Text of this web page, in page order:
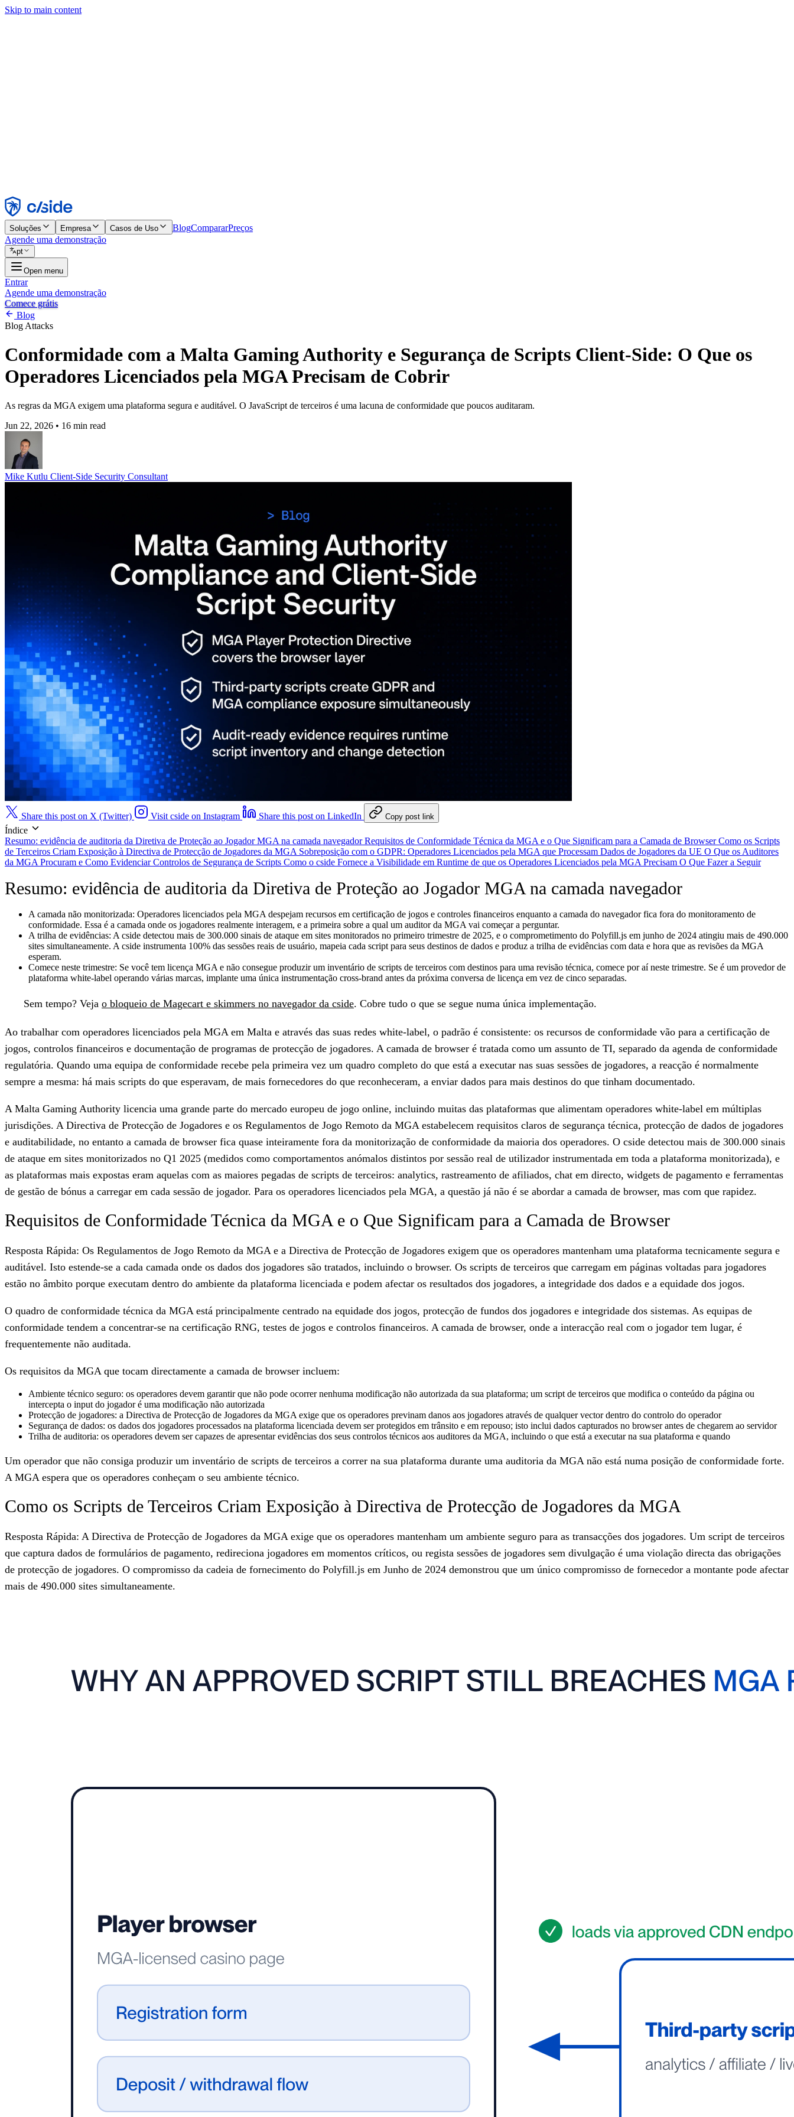
Skip to main content
Rejeitar
Soluções Empresa Casos de Uso BlogCompararPreços
Agende uma demonstração
pt
Open menu
Entrar
Agende uma demonstração
Comece grátis
Blog
Blog Attacks
Conformidade com a Malta Gaming Authority e Segurança de Scripts Client-Side: O Que os
Operadores Licenciados pela MGA Precisam de Cobrir
As regras da MGA exigem uma plataforma segura e auditável. O JavaScript de terceiros é uma lacuna de conformidade que poucos auditaram.
Jun 22, 2026 • 16 min read
Mike Kutlu Client-Side Security Consultant
Share this post on X (Twitter) Visit cside on Instagram Share this post on LinkedIn Copy post link
Índice
Resumo: evidência de auditoria da Diretiva de Proteção ao Jogador MGA na camada navegadorRequisitos de Conformidade Técnica da MGA e o Que Significam para a Camada de BrowserComo os Scripts
de Terceiros Criam Exposição à Directiva de Protecção de Jogadores da MGA Sobreposição com o GDPR: Operadores Licenciados pela MGA que Processam Dados de Jogadores da UE O Que os Auditores
da MGA Procuram e Como Evidenciar Controlos de Segurança de Scripts Como o cside Fornece a Visibilidade em Runtime de que os Operadores Licenciados pela MGA Precisam O Que Fazer a Seguir
Resumo: evidência de auditoria da Diretiva de Proteção ao Jogador MGA na camada navegador
A camada não monitorizada: Operadores licenciados pela MGA despejam recursos em certificação de jogos e controles financeiros enquanto a camada do navegador fica fora do monitoramento de
conformidade. Essa é a camada onde os jogadores realmente interagem, e a primeira sobre a qual um auditor da MGA vai começar a perguntar.
A trilha de evidências: A cside detectou mais de 300.000 sinais de ataque em sites monitorados no primeiro trimestre de 2025, e o comprometimento do Polyfill.js em junho de 2024 atingiu mais de 490.000
sites simultaneamente. A cside instrumenta 100% das sessões reais de usuário, mapeia cada script para seus destinos de dados e produz a trilha de evidências com data e hora que as revisões da MGA
esperam.
Comece neste trimestre: Se você tem licença MGA e não consegue produzir um inventário de scripts de terceiros com destinos para uma revisão técnica, comece por aí neste trimestre. Se é um provedor de
plataforma white-label operando várias marcas, implante uma única instrumentação cross-brand antes da próxima conversa de licença em vez de cinco separadas.
Sem tempo? Veja o bloqueio de Magecart e skimmers no navegador da cside. Cobre tudo o que se segue numa única implementação.
Ao trabalhar com operadores licenciados pela MGA em Malta e através das suas redes white-label, o padrão é consistente: os recursos de conformidade vão para a certificação de
jogos, controlos financeiros e documentação de programas de protecção de jogadores. A camada de browser é tratada como um assunto de TI, separado da agenda de conformidade
regulatória. Quando uma equipa de conformidade recebe pela primeira vez um quadro completo do que está a executar nas suas sessões de jogadores, a reacção é normalmente
sempre a mesma: há mais scripts do que esperavam, de mais fornecedores do que reconheceram, a enviar dados para mais destinos do que tinham documentado.
A Malta Gaming Authority licencia uma grande parte do mercado europeu de jogo online, incluindo muitas das plataformas que alimentam operadores white-label em múltiplas
jurisdições. A Directiva de Protecção de Jogadores e os Regulamentos de Jogo Remoto da MGA estabelecem requisitos claros de segurança técnica, protecção de dados de jogadores
e auditabilidade, no entanto a camada de browser fica quase inteiramente fora da monitorização de conformidade da maioria dos operadores. O cside detectou mais de 300.000 sinais
de ataque em sites monitorizados no Q1 2025 (medidos como comportamentos anómalos distintos por sessão real de utilizador instrumentada em toda a plataforma monitorizada), e
as plataformas mais expostas eram aquelas com as maiores pegadas de scripts de terceiros: analytics, rastreamento de afiliados, chat em directo, widgets de pagamento e ferramentas
de gestão de bónus a carregar em cada sessão de jogador. Para os operadores licenciados pela MGA, a questão já não é se abordar a camada de browser, mas com que rapidez.
Requisitos de Conformidade Técnica da MGA e o Que Significam para a Camada de Browser
Resposta Rápida: Os Regulamentos de Jogo Remoto da MGA e a Directiva de Protecção de Jogadores exigem que os operadores mantenham uma plataforma tecnicamente segura e
auditável. Isto estende-se a cada camada onde os dados dos jogadores são tratados, incluindo o browser. Os scripts de terceiros que carregam em páginas voltadas para jogadores
estão no âmbito porque executam dentro do ambiente da plataforma licenciada e podem afectar os resultados dos jogadores, a integridade dos dados e a equidade dos jogos.
O quadro de conformidade técnica da MGA está principalmente centrado na equidade dos jogos, protecção de fundos dos jogadores e integridade dos sistemas. As equipas de
conformidade tendem a concentrar-se na certificação RNG, testes de jogos e controlos financeiros. A camada de browser, onde a interacção real com o jogador tem lugar, é
frequentemente não auditada.
Os requisitos da MGA que tocam directamente a camada de browser incluem:
Ambiente técnico seguro: os operadores devem garantir que não pode ocorrer nenhuma modificação não autorizada da sua plataforma; um script de terceiros que modifica o conteúdo da página ou
intercepta o input do jogador é uma modificação não autorizada
Protecção de jogadores: a Directiva de Protecção de Jogadores da MGA exige que os operadores previnam danos aos jogadores através de qualquer vector dentro do controlo do operador
Segurança de dados: os dados dos jogadores processados na plataforma licenciada devem ser protegidos em trânsito e em repouso; isto inclui dados capturados no browser antes de chegarem ao servidor
Trilha de auditoria: os operadores devem ser capazes de apresentar evidências dos seus controlos técnicos aos auditores da MGA, incluindo o que está a executar na sua plataforma e quando
Um operador que não consiga produzir um inventário de scripts de terceiros a correr na sua plataforma durante uma auditoria da MGA não está numa posição de conformidade forte.
A MGA espera que os operadores conheçam o seu ambiente técnico.
Como os Scripts de Terceiros Criam Exposição à Directiva de Protecção de Jogadores da MGA
Resposta Rápida: A Directiva de Protecção de Jogadores da MGA exige que os operadores mantenham um ambiente seguro para as transacções dos jogadores. Um script de terceiros
que captura dados de formulários de pagamento, redireciona jogadores em momentos críticos, ou regista sessões de jogadores sem divulgação é uma violação directa das obrigações
de protecção de jogadores. O compromisso da cadeia de fornecimento do Polyfill.js em Junho de 2024 demonstrou que um único compromisso de fornecedor a montante pode afectar
mais de 490.000 sites simultaneamente.